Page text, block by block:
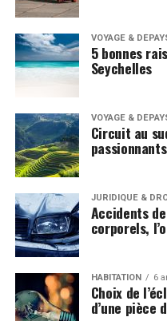
VOYAGE &
5 bonnes
Seychelles
VOYAGE &
Circuit au
JURIDIQUE &
Accidents
corporels,
HABITATION 6
Choix de
d’une pièce